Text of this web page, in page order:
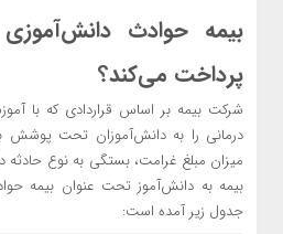
بیمه حوادث
پرداخت می‌کند؟
شرکت بیمه بر اساس قراردادی که با
درمانی را به دانش‌آموزان تحت پوشش
میزان مبلغ غرامت، بستگی به نوع حادثه
بیمه به دانش‌آموز تحت عنوان بیمه
جدول زیر آمده است: